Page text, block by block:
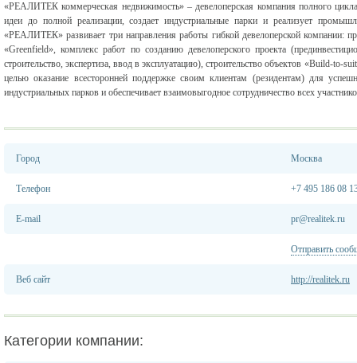
«РЕАЛИТЕК коммерческая недвижимость» – девелоперская компания полного
идеи до полной реализации, создает индустриальные парки и реализует
«РЕАЛИТЕК» развивает три направления работы гибкой девелоперской компании:
«Greenfield», комплекс работ по созданию девелоперского проекта
строительство, экспертиза, ввод в эксплуатацию), строительство объектов «Build-
целью оказание всесторонней поддержке своим клиентам (резидентам) для
индустриальных парков и обеспечивает взаимовыгодное сотрудничество всех
Город Москва
Телефон +7 495 186 08
E-mail pr@realitek.ru
Отправить
Веб сайт http://realitek.ru
Категории компании: